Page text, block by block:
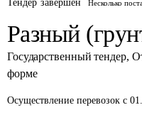
Тендер завершён Несколько
Разный
Государственный тендер,
форме
Осуществление перевозок с